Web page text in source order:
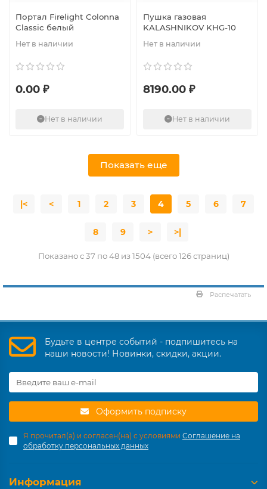
Портал Firelight Colonna
Classic белый
Нет в наличии
0.00 ₽
Нет в наличии
Пушка газовая
KALASHNIKOV KHG-10
Нет в наличии
8190.00 ₽
Нет в наличии
Показать еще
|< < 1 2 3 4 5 6 7
8 9 > >|
Показано с 37 по 48 из 1504 (всего 126 страниц)
Распечатать
Будьте в центре событий - подпишитесь на
наши новости! Новинки, скидки, акции.
Оформить подписку
Я прочитал(а) и согласен(на) с условиями Соглашение на
обработку персональных данных
Информация